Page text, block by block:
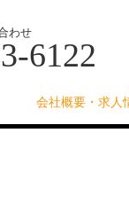
わせ
6122
会社概要・求人